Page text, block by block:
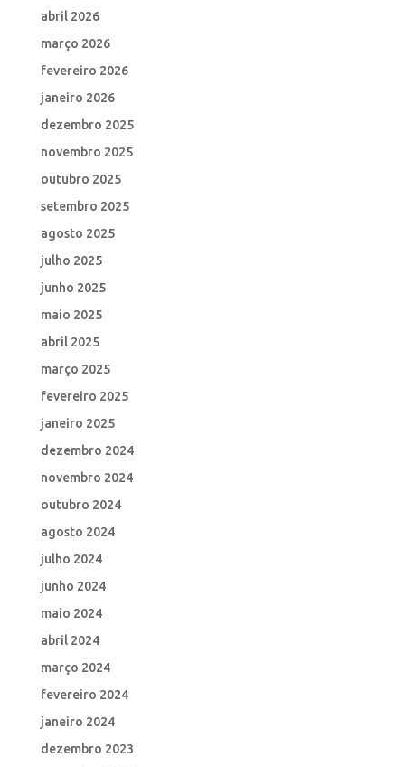
abril 2026
março 2026
fevereiro 2026
janeiro 2026
dezembro 2025
novembro 2025
outubro 2025
setembro 2025
agosto 2025
julho 2025
junho 2025
maio 2025
abril 2025
março 2025
fevereiro 2025
janeiro 2025
dezembro 2024
novembro 2024
outubro 2024
agosto 2024
julho 2024
junho 2024
maio 2024
abril 2024
março 2024
fevereiro 2024
janeiro 2024
dezembro 2023